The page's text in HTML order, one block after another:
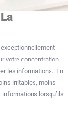
votre concentration.
les informations. En
irritables, moins
lorsqu’ils